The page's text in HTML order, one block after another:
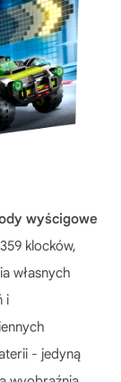
wyścigowe
klocków,
własnych
i
- jedyną